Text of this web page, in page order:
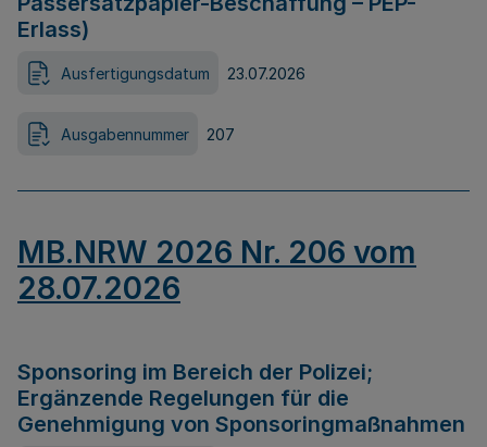
Erlass)
Ausfertigungsdatum 23.07.2026
Ausgabennummer 207
MB.NRW 2026 Nr. 206 vom
28.07.2026
Sponsoring im Bereich der Polizei;
Ergänzende Regelungen für die
Genehmigung von Sponsoringmaßnahmen